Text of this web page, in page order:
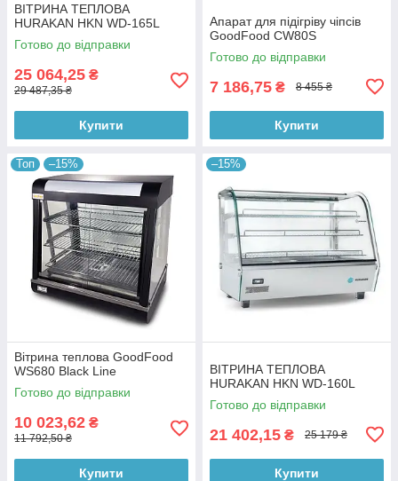
ВІТРИНА ТЕПЛОВА
HURAKAN HKN WD-165L
Готово до відправки
25 064,25 ₴
29 487,35 ₴
Купити
Апарат для підігріву чіпсів
GoodFood CW80S
Готово до відправки
7 186,75 ₴ 8 455 ₴
Купити
Топ –15%
Вітрина теплова GoodFood
WS680 Black Line
Готово до відправки
10 023,62 ₴
11 792,50 ₴
Купити
–15%
ВІТРИНА ТЕПЛОВА
HURAKAN HKN WD-160L
Готово до відправки
21 402,15 ₴ 25 179 ₴
Купити